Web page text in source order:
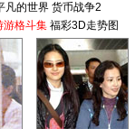
凡的世界 货币战争2
游格斗集 福彩3D走势图